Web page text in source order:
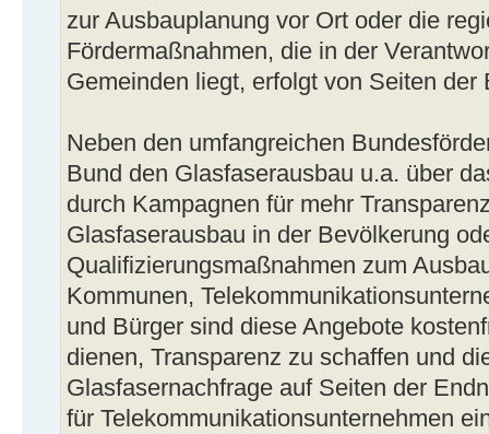
zur Ausbauplanung vor Ort oder die
Fördermaßnahmen, die in der
Gemeinden liegt, erfolgt von Seiten der
Neben den umfangreichen
Bund den Glasfaserausbau u.a. über
durch Kampagnen für mehr
Glasfaserausbau in der Bevölkerung
Qualifizierungsmaßnahmen zum
Kommunen,
und Bürger sind diese Angebote
dienen, Transparenz zu schaffen und
Glasfasernachfrage auf Seiten der
für Telekommunikationsunternehmen